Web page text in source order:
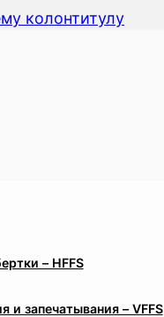
колонтитулу
– HFFS
запечатывания – VFFS